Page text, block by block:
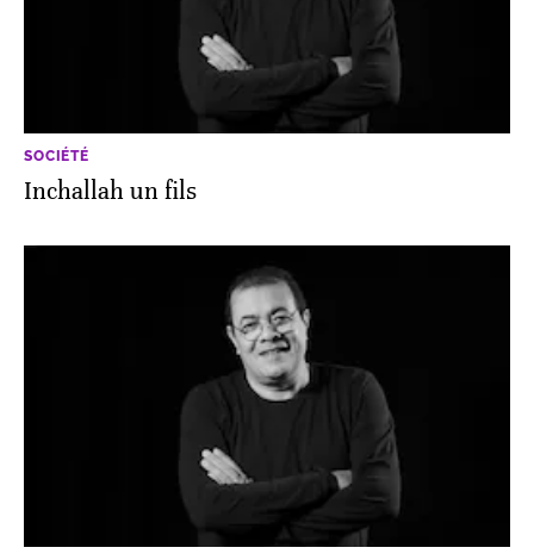
SOCIÉTÉ
Inchallah un fils